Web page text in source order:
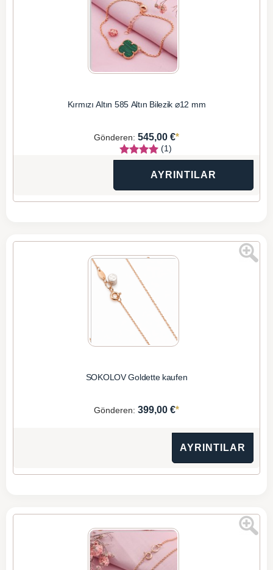
Kırmızı Altın 585 Altın Bilezik ⌀12 mm
Gönderen: 545,00 €*
(1)
AYRINTILAR
SOKOLOV Goldette kaufen
Gönderen: 399,00 €*
AYRINTILAR